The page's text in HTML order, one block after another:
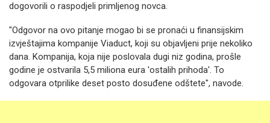
dogovorili o raspodjeli primljenog novca.
"Odgovor na ovo pitanje mogao bi se pronaći u finansijskim
izvještajima kompanije Viaduct, koji su objavljeni prije nekoliko
dana. Kompanija, koja nije poslovala dugi niz godina, prošle
godine je ostvarila 5,5 miliona eura 'ostalih prihoda'. To
odgovara otprilike deset posto dosuđene odštete", navode.